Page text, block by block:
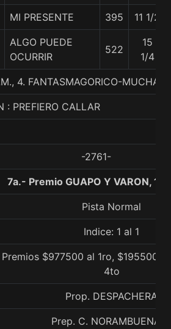
MI PRESENTE 395 11 1/2
ALGO PUEDE
OCURRIR
522
15
1/4
4. FANTASMAGORICO-
: PREFIERO CALLAR
-2761-
7a.- Premio GUAPO Y VARON,
Pista Normal
Indice: 1 al 1
$977500 al 1ro, $195500
4to
Prop. DESPACHERA
Prep. C. NORAMBUENA